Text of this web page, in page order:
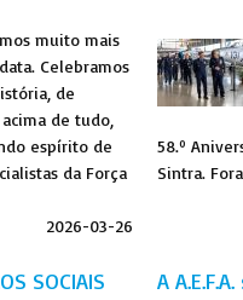
muito mais
Celebramos
de
de tudo,
espírito de
da Força
2026-03-26
58.º
Sintra.
SOCIAIS
A